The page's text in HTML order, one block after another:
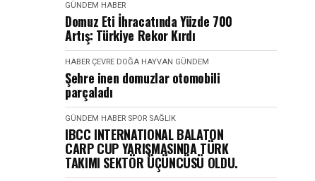
GÜNDEM HABER
Domuz Eti İhracatında Yüzde 700
Artış: Türkiye Rekor Kırdı
HABER ÇEVRE DOĞA HAYVAN GÜNDEM
Şehre inen domuzlar otomobili
parçaladı
GÜNDEM HABER SPOR SAĞLIK
IBCC INTERNATIONAL BALATON
CARP CUP YARIŞMASINDA TÜRK
TAKIMI SEKTÖR ÜÇÜNCÜSÜ OLDU.